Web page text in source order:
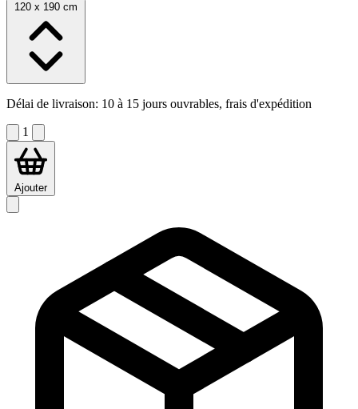
120 x 190 cm
Délai de livraison: 10 à 15 jours ouvrables, frais d'expédition
1
Ajouter